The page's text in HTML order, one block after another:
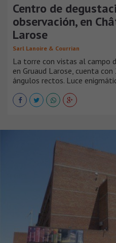
Centro de
observación, en
Larose
Sarl Lanoire & Courrian
La torre con vistas al campo
en Gruaud Larose, cuenta
ángulos rectos. Luce